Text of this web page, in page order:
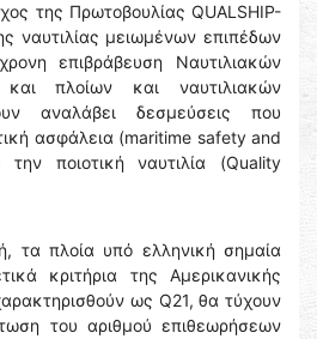
της Πρωτοβουλίας QUALSHIP-
ναυτιλίας μειωμένων επιπέδων
επιβράβευση Ναυτιλιακών
πλοίων και ναυτιλιακών
αναλάβει δεσμεύσεις που
ασφάλεια (maritime safety and
ποιοτική ναυτιλία (Quality
τα πλοία υπό ελληνική σημαία
κριτήρια της Αμερικανικής
ως Q21, θα τύχουν
του αριθμού επιθεωρήσεων